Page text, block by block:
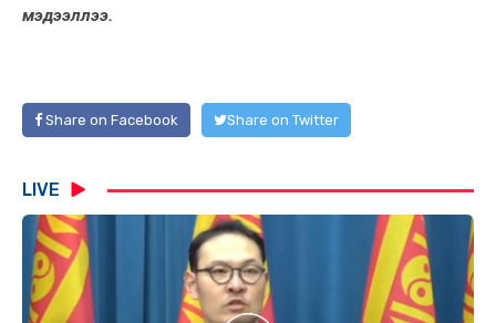
мэдээллээ.
Share on Facebook Share on Twitter
LIVE